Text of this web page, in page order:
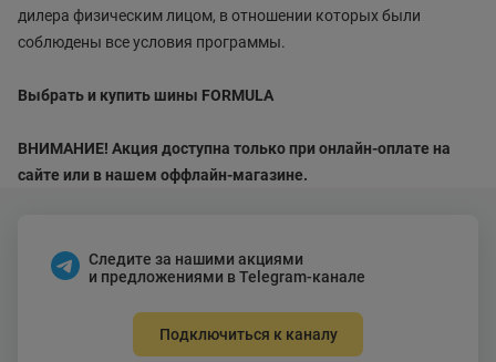
дилера физическим лицом, в отношении которых были
соблюдены все условия программы.
Выбрать и купить шины FORMULA
ВНИМАНИЕ! Акция доступна только при онлайн-оплате на
сайте или в нашем оффлайн-магазине.
Следите за нашими акциями
и предложениями в Telegram-канале
Подключиться к каналу